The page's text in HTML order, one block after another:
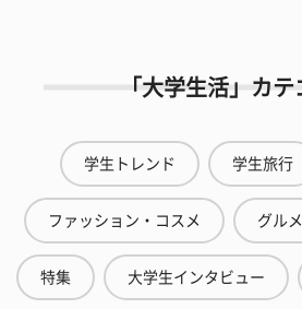
「大学生活」カ
学生トレンド 学生旅行
ファッション・コスメ グルメ
特集 大学生インタビュー